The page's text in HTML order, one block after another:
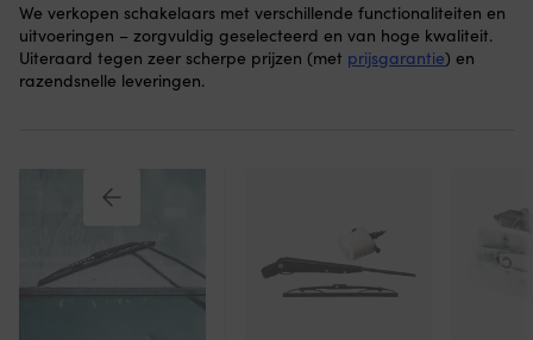
We verkopen schakelaars met verschillende functionaliteiten en
uitvoeringen – zorgvuldig geselecteerd en van hoge kwaliteit.
Uiteraard tegen zeer scherpe prijzen (met prijsgarantie) en
razendsnelle leveringen.